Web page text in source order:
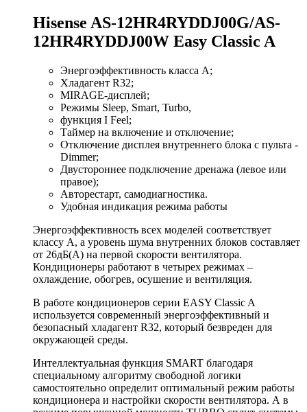
Hisense AS-12HR4RYDDJ00G/AS-
12HR4RYDDJ00W Easy Classic A
Энергоэффективность класса А;
Хладагент R32;
MIRAGE-дисплей;
Режимы Sleep, Smart, Turbo,
функция I Feel;
Таймер на включение и отключение;
Отключение дисплея внутреннего блока с пульта -
Dimmer;
Двустороннее подключение дренажа (левое или
правое);
Авторестарт, самодиагностика.
Удобная индикация режима работы
Энергоэффективность всех моделей соответствует
классу А, а уровень шума внутренних блоков составляет
от 26дБ(А) на первой скорости вентилятора.
Кондиционеры работают в четырех режимах –
охлаждение, обогрев, осушение и вентиляция.
В работе кондиционеров серии EASY Classic A
используется современный энергоэффективный и
безопасный хладагент R32, который безвреден для
окружающей среды.
Интеллектуальная функция SMART благодаря
специальному алгоритму свободной логики
самостоятельно определит оптимальный режим работы
кондиционера и настройки скорости вентилятора. А в